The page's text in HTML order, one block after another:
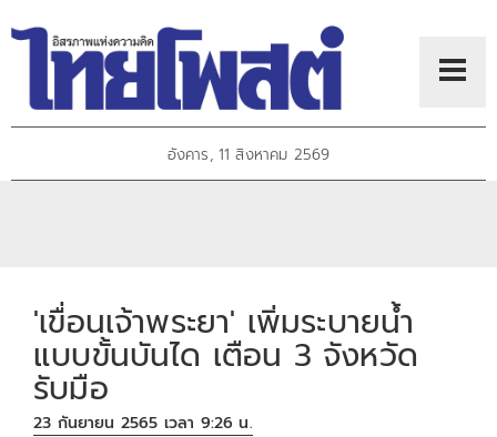
อังคาร, 11 สิงหาคม 2569
'เขื่อนเจ้าพระยา' เพิ่มระบายน้ำ
แบบขั้นบันได เตือน 3 จังหวัด
รับมือ
23 กันยายน 2565 เวลา 9:26 น.